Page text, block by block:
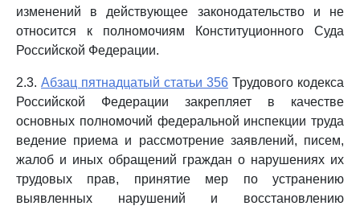
изменений в действующее законодательство и не
относится к полномочиям Конституционного Суда
Российской Федерации.
2.3. Абзац пятнадцатый статьи 356 Трудового кодекса
Российской Федерации закрепляет в качестве
основных полномочий федеральной инспекции труда
ведение приема и рассмотрение заявлений, писем,
жалоб и иных обращений граждан о нарушениях их
трудовых прав, принятие мер по устранению
выявленных нарушений и восстановлению